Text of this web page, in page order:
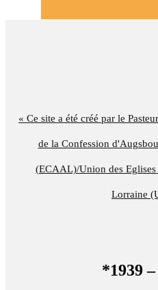
« Ce site a été créé par le
de la Confession
(ECAAL)/Union des Eglises
Lorraine
*1939